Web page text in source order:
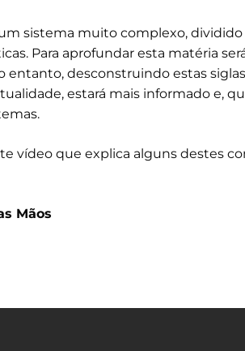
sistema muito complexo, dividido
Para aprofundar esta matéria
entanto, desconstruindo estas
estará mais informado e,
vídeo que explica alguns destes
Mãos